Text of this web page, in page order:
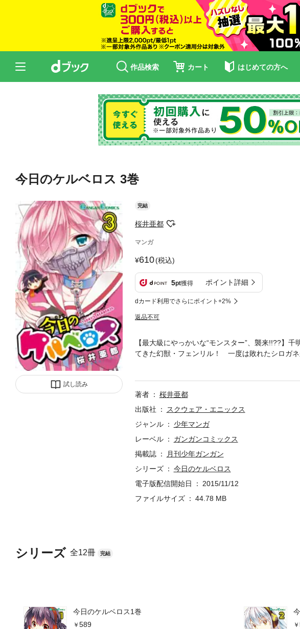
作品検索 カート はじめての方へ
今日のケルベロス 3巻
試し読み
完結
桜井亜都
マンガ
610(税込)
5pt獲得 ポイント詳細
dカード利用でさらにポイント+2%
返品不可
シリーズ 全12冊 完結
今日のケルベロス1巻
589
【最大級にやっかいな“モンスター”、襲来!!??】
てきた幻獣・フェンリル！ 一度は敗れたシロガ
ロス達の日常にかつてない“嵐”がやって来る
著者
桜井亜都
出版社
スクウェア・エニックス
ジャンル
少年マンガ
レーベル
ガンガンコミックス
掲載誌
月刊少年ガンガン
シリーズ
今日のケルベロス
電子版配信開始日
2015/11/12
ファイルサイズ
44.78 MB